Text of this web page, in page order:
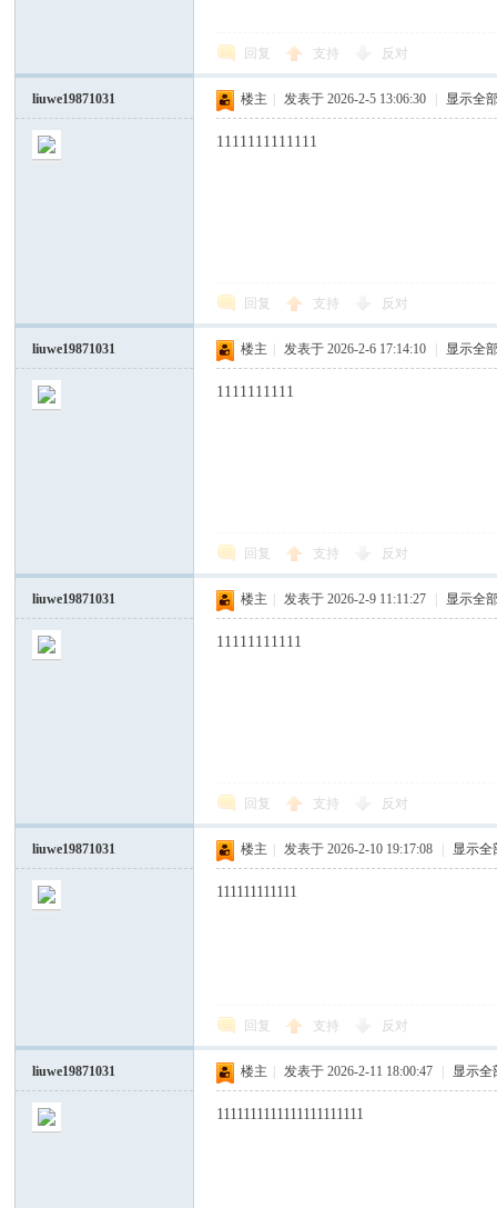
坛
回复 支持 反对
liuwe19871031 楼主 发表于 2026-2-5 13:06:30 显示全
1111111111111
回复 支持 反对
liuwe19871031 楼主 发表于 2026-2-6 17:14:10 显示全
1111111111
回复 支持 反对
liuwe19871031 楼主 发表于 2026-2-9 11:11:27 显示全
11111111111
回复 支持 反对
liuwe19871031 楼主 发表于 2026-2-10 19:17:08 显示全
111111111111
回复 支持 反对
liuwe19871031 楼主 发表于 2026-2-11 18:00:47 显示全
1111111111111111111111